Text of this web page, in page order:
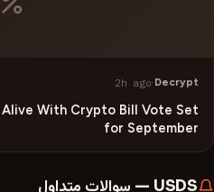
Decrypt
·
2h ago
With Crypto Bill Vote Set
for September
USDS
— سوالات متداول